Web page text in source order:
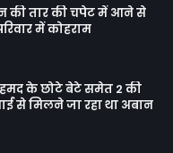
तार की चपेट में आने से
में कोहराम
के छोटे बेटे समेत 2 की
से मिलने जा रहा था अबान